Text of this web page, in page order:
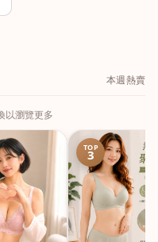
本週熱賣
以瀏覽更多
TOP
3